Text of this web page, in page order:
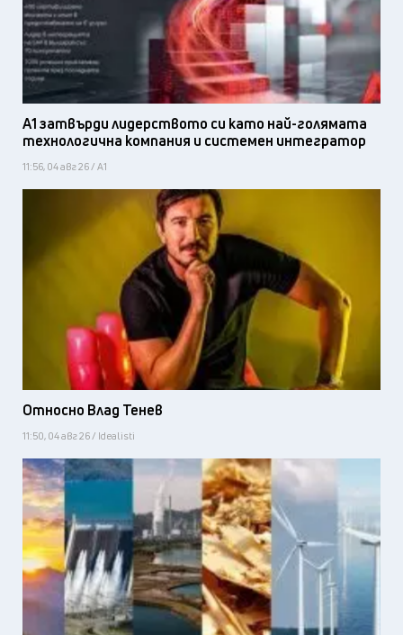
А1 затвърди лидерството си като най-голямата
технологична компания и системен интегратор
11:56, 04 авг 26 / А1
Относно Влад Тенев
11:50, 04 авг 26 / Idealisti